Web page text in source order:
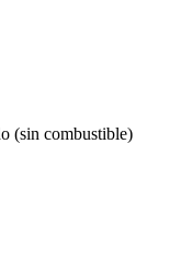
(sin combustible)